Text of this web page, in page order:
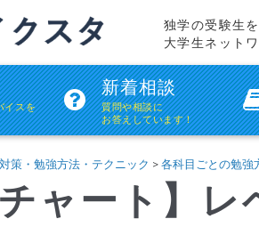
イ
独学の受験生
大学生ネット
イスを
新着相談
質問や相談に
お答えしています！
策・勉強方法・テクニック > 各科目ごとの勉強
チャート】